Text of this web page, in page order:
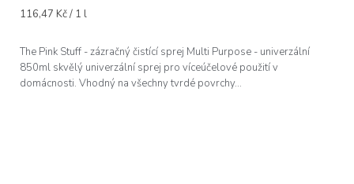
Měrná
116,47 Kč / 1 l
The Pink Stuff - zázračný čistící sprej Multi Purpose - univerzální
850ml skvělý univerzální sprej pro víceúčelové použití v
domácnosti. Vhodný na všechny tvrdé povrchy...